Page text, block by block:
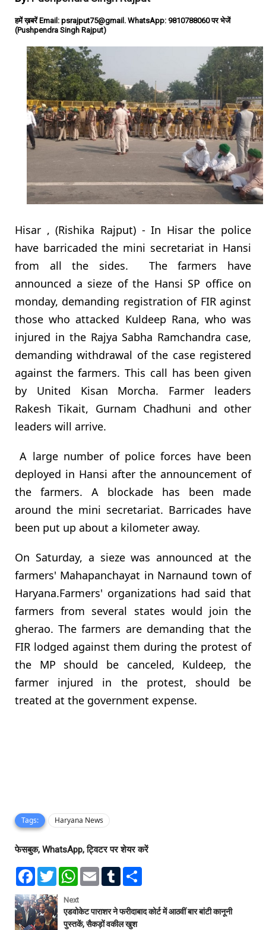
हमें ख़बरें Email: psrajput75@gmail. WhatsApp: 9810788060 पर भेजें
(Pushpendra Singh Rajput)
Hisar , (Rishika Rajput) - In Hisar the police
have barricaded the mini secretariat in Hansi
from all the sides. The farmers have
announced a sieze of the Hansi SP office on
monday, demanding registration of FIR aginst
those who attacked Kuldeep Rana, who was
injured in the Rajya Sabha Ramchandra case,
demanding withdrawal of the case registered
against the farmers. This call has been given
by United Kisan Morcha. Farmer leaders
Rakesh Tikait, Gurnam Chadhuni and other
leaders will arrive.
A large number of police forces have been
deployed in Hansi after the announcement of
the farmers. A blockade has been made
around the mini secretariat. Barricades have
been put up about a kilometer away.
On Saturday, a sieze was announced at the
farmers' Mahapanchayat in Narnaund town of
Haryana.Farmers' organizations had said that
farmers from several states would join the
gherao. The farmers are demanding that the
FIR lodged against them during the protest of
the MP should be canceled, Kuldeep, the
farmer injured in the protest, should be
treated at the government expense.
Tags: Haryana News
फेसबुक, WhatsApp, ट्विटर पर शेयर करें
F
e
b
o
T
w
t
t
e
W
t
s
A
E
l
T
l
r
e
Next
एडवोकेट पाराशर ने फरीदाबाद कोर्ट में आठवीं बार बांटी कानूनी
पुस्तकें, सैकड़ों वकील खुश